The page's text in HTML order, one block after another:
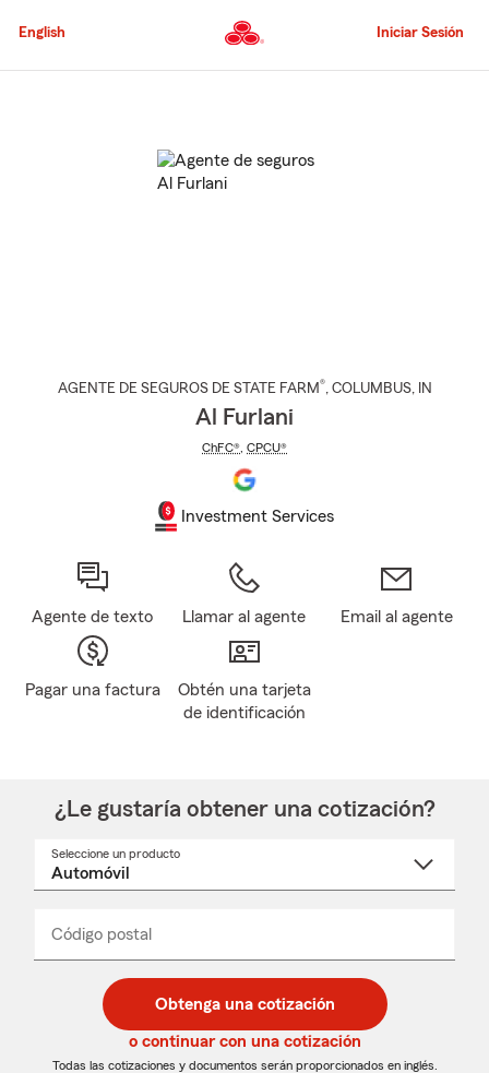
al
principal
English Iniciar Sesión
AGENTE DE SEGUROS DE STATE FARM®, COLUMBUS, IN
Al Furlani
ChFC® CPCU®
Investment Services
Agente de texto Llamar al agente Email al agente
Pagar una factura
Obtén una tarjeta
de identificación
¿Le gustaría obtener una cotización?
Seleccione un producto
desplegable
Código postal
de
5
dígitos
de
5
dígitos
_____
Obtenga una cotización
o continuar con una cotización
Todas las cotizaciones y documentos serán proporcionados en inglés.